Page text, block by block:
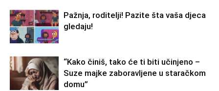
Pažnja, roditelji! Pazite šta vaša djeca
gledaju!
“Kako činiš, tako će ti biti učinjeno –
Suze majke zaboravljene u staračkom
domu”